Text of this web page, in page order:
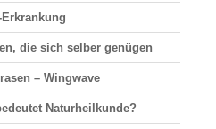
Erkrankung
die sich selber genügen
– Wingwave
Naturheilkunde?